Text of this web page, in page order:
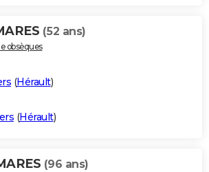
(52 ans)
obsèques
(Hérault)
(Hérault)
(96 ans)